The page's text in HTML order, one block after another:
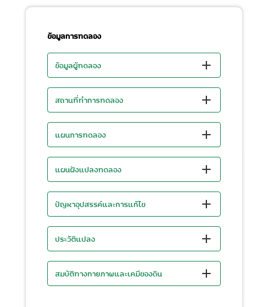
ข้อมูลการทดลอง
ข้อมูลผู้ทดลอง
สถานที่ทำการทดลอง
แผนการทดลอง
แผนฝังแปลงทดลอง
ปัญหาอุปสรรค์และการแก้ไข
ประวัติแปลง
สมบัติทางกายภาพและเคมีของดิน